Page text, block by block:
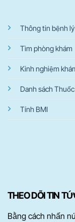
Thông tin bệnh lý
Tìm phòng khám
Kinh nghiệm
Danh sách Thuốc
Tính BMI
THEO DÕI TIN
Bằng cách nhấn